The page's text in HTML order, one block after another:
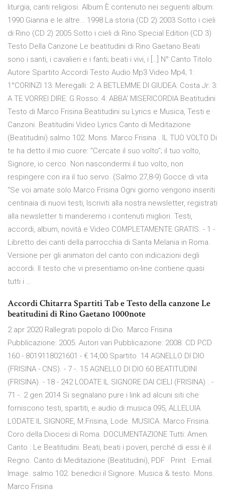
liturgia, canti religiosi. Album È contenuto nei seguenti album:
1990 Gianna e le altre… 1998 La storia (CD 2) 2003 Sotto i cieli
di Rino (CD 2) 2005 Sotto i cieli di Rino Special Edition (CD 3)
Testo Della Canzone Le beatitudini di Rino Gaetano Beati
sono i santi, i cavalieri e i fanti; beati i vivi, i […] N° Canto Titolo
Autore Spartito Accordi Testo Audio Mp3 Video Mp4; 1:
1°CORINZI 13: Meregalli: 2: A BETLEMME DI GIUDEA: Costa Jr: 3:
A TE VORREI DIRE: G Rosso: 4: ABBA' MISERICORDIA Beatitudini
Testo di Marco Frisina Beatitudini su Lyrics e Musica, Testi e
Canzoni. Beatitudini Video Lyrics Canto di Meditazione
(Beatitudini) salmo 102. Mons. Marco Frisina . IL TUO VOLTO Di
te ha detto il mio cuore: "Cercate il suo volto"; il tuo volto,
Signore, io cerco. Non nascondermi il tuo volto, non
respingere con ira il tuo servo. (Salmo 27,8-9) Gocce di vita
“Se voi amate solo Marco Frisina Ogni giorno vengono inseriti
centinaia di nuovi testi, Iscriviti alla nostra newsletter, registrati
alla newsletter ti manderemo i contenuti migliori. Testi,
accordi, album, novità e Video COMPLETAMENTE GRATIS. - 1 -
Libretto dei canti della parrocchia di Santa Melania in Roma.
Versione per gli animatori del canto con indicazioni degli
accordi. Il testo che vi presentiamo on-line contiene quasi
tutti i …
Accordi Chitarra Spartiti Tab e Testo della canzone Le
beatitudini di Rino Gaetano 1000note
2 apr 2020 Rallegrati popolo di Dio. Marco Frisina
Pubblicazione: 2005. Autori vari Pubblicazione: 2008. CD PCD
160 - 8019118021601 - € 14,00 Spartito 14 AGNELLO DI DIO
(FRISINA - CNS). - 7 -. 15 AGNELLO DI DIO 60 BEATITUDINI
(FRISINA). - 18 - 242 LODATE IL SIGNORE DAI CIELI (FRISINA) . -
71 -. 2 gen 2014 Si segnalano pure i link ad alcuni siti che
forniscono testi, spartiti, e audio di musica 095, ALLELUIA
LODATE IL SIGNORE, M.Frisina, Lode. MUSICA. Marco Frisina.
Coro della Diocesi di Roma. DOCUMENTAZIONE Tutti: Amen.
Canto : Le Beatitudini. Beati, beati i poveri, perché di essi è il
Regno. Canto di Meditazione (Beatitudini), PDF · Print · E-mail.
Image. salmo 102. benedici il Signore. Musica & testo. Mons.
Marco Frisina